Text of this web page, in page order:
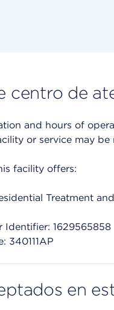
centro de
and hours of
or service may be
facility offers:
Treatment
Identifier: 1629565858
340111AP
en